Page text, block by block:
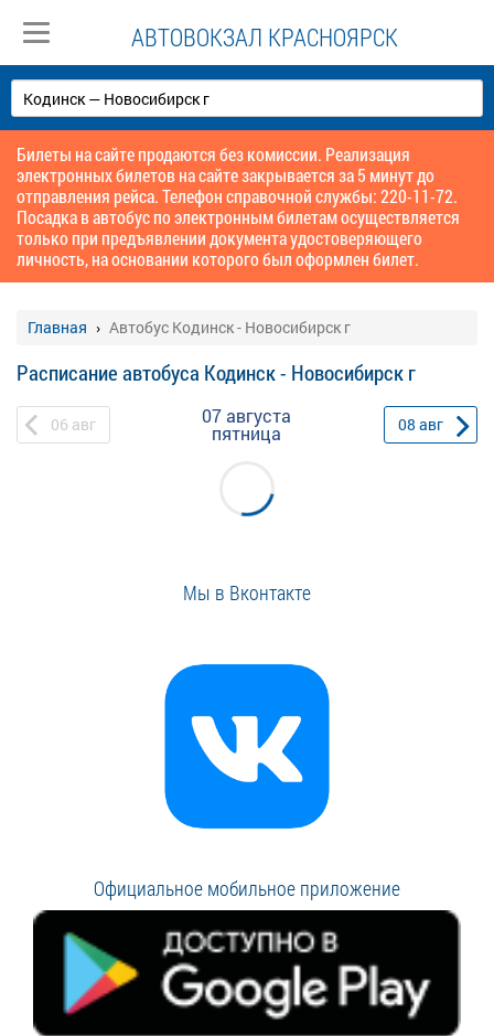
АВТОВОКЗАЛ КРАСНОЯРСК
Билеты на сайте продаются без комиссии. Реализация
электронных билетов на сайте закрывается за 5 минут до
отправления рейса. Телефон справочной службы: 220-11-72.
Посадка в автобус по электронным билетам осуществляется
только при предъявлении документа удостоверяющего
личность, на основании которого был оформлен билет.
Главная Автобус Кодинск - Новосибирск г
Расписание автобуса Кодинск - Новосибирск г
06 авг 07 августа
пятница 08 авг
Мы в Вконтакте
Официальное мобильное приложение